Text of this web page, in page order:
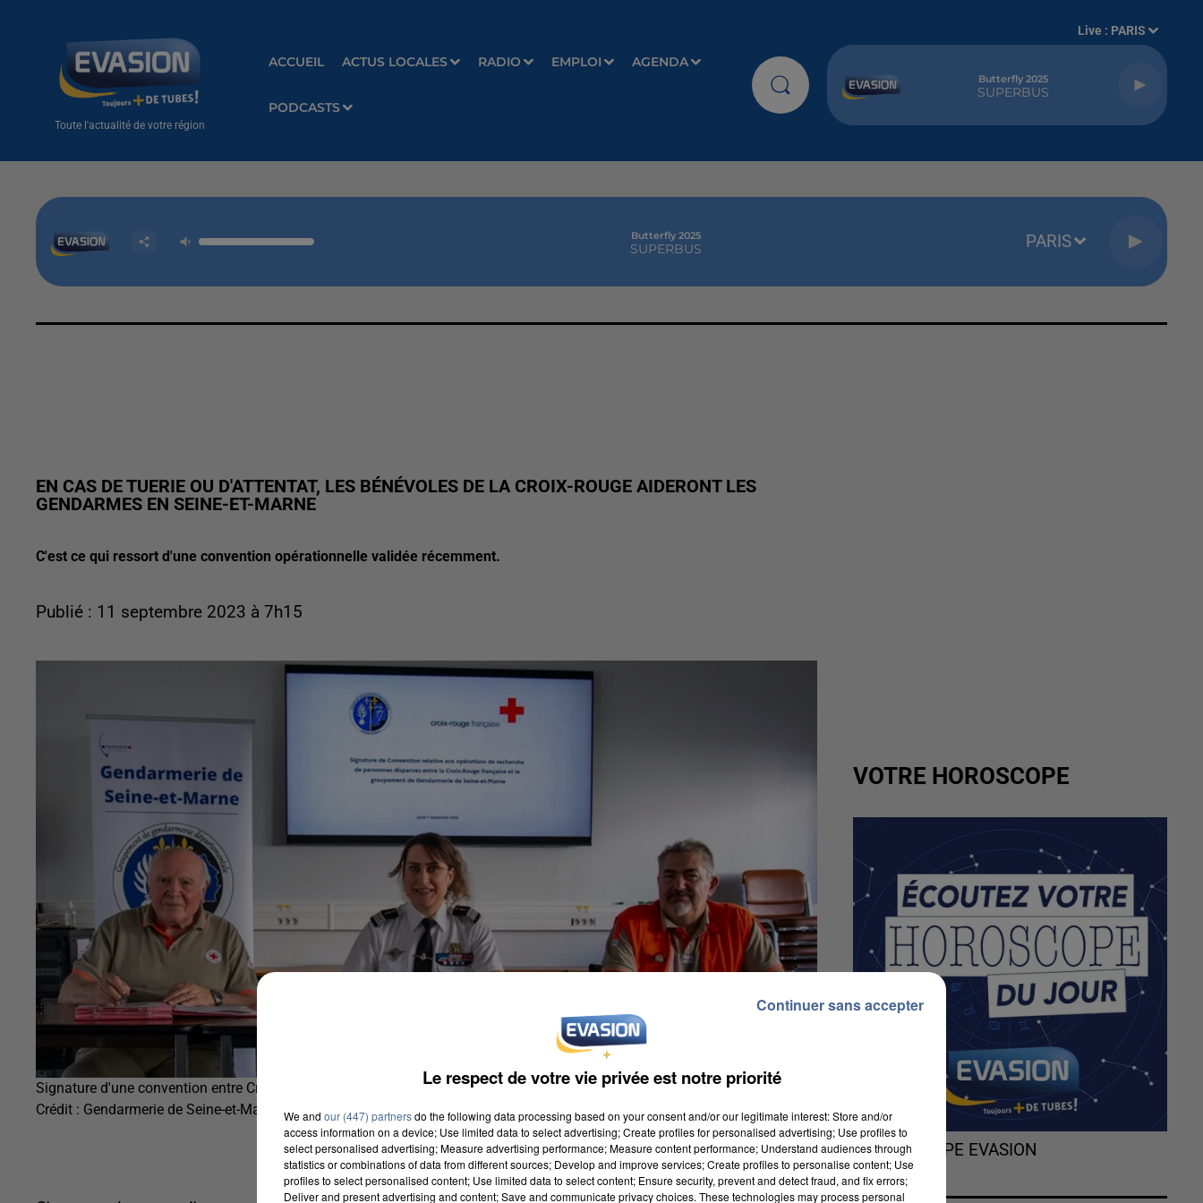
Toute l'actualité de votre région
ACCUEIL ACTUS LOCALES RADIO EMPLOI AGENDA
PODCASTS
Live : PARIS
Butterfly 2025
SUPERBUS
Butterfly 2025
SUPERBUS PARIS
EN CAS DE TUERIE OU D'ATTENTAT, LES BÉNÉVOLES DE LA CROIX-ROUGE AIDERONT LES
GENDARMES EN SEINE-ET-MARNE
C'est ce qui ressort d'une convention opérationnelle validée récemment.
Publié : 11 septembre 2023 à 7h15
Signature d'une convention entre Croix-Rouge et Gendarmerie
Crédit : Gendarmerie de Seine-et-Marne
VOTRE HOROSCOPE
L'HOROSCOPE EVASION
Le respect de votre vie privée est notre priorité
We and our (447) partnersdo the following data processing based on your consent and/or our legitimate interest: Store and/or
access information on a device; Use limited data to select advertising; Create profiles for personalised advertising; Use profiles to
select personalised advertising; Measure advertising performance; Measure content performance; Understand audiences through
statistics or combinations of data from different sources; Develop and improve services; Create profiles to personalise content; Use
profiles to select personalised content; Use limited data to select content; Ensure security, prevent and detect fraud, and fix errors;
Deliver and present advertising and content; Save and communicate privacy choices. These technologies may process personal
Continuer sans accepter